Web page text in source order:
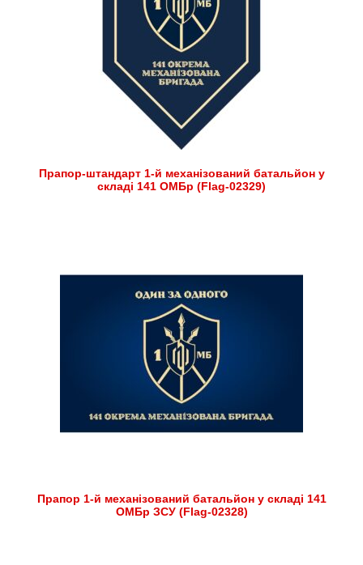
Прапор-штандарт 1-й механізований батальйон у
складі 141 ОМБр (Flag-02329)
Прапор 1-й механізований батальйон у складі 141
ОМБр ЗСУ (Flag-02328)